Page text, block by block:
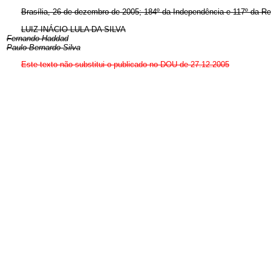
Brasília, 26 de dezembro de 2005; 184º da Independência e 117º da
LUIZ INÁCIO LULA DA SILVA
Fernando Haddad
Paulo Bernardo Silva
Este texto não substitui o publicado no DOU de 27.12.2005